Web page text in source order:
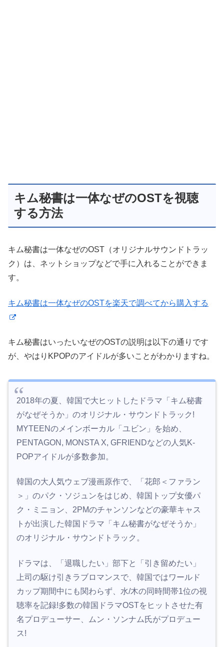
キム秘書は一体なぜのOSTを視聴
する方法
キム秘書は一体なぜのOST（オリジナルサウンドトラッ
ク）は、ネットショップなどで手に入れることができま
す。
キム秘書は一体なぜのOSTを楽天で調べてから購入する
キム秘書はいったいなぜのOSTの説明は以下の通りです
が、やはりKPOPのアイドルが多いことがわかりますね。
2018年の夏、韓国で大ヒットしたドラマ「キム秘書
がなぜそうか」のオリジナル・サウンドトラック!
MYTEENのメインボーカル「ユビン」を始め、
PENTAGON, MONSTA X, GFRIENDなどの人気K-
POPアイドルが多数参加。
韓国の大人気ウェブ漫画原作で、「花郎＜ファラン
＞」のパク・ソジュンをはじめ、韓国トップ女優パ
ク・ミニョン、2PMのチャンソンなどの豪華キャス
トが出演した韓国ドラマ「キム秘書がなぜそうか」
のオリジナル・サウンドトラック。
ドラマは、「退職したい」部下と「引き留めたい」
上司の駆け引きラブロマンスで、韓国ではワールド
カップ期間中にも関わらず、水/木の同時間帯1位の視
聴率を記録!多数の韓国ドラマOSTをヒットさせた有
名プロデューサー、ムン・ソンナム氏がプロデュー
ス!